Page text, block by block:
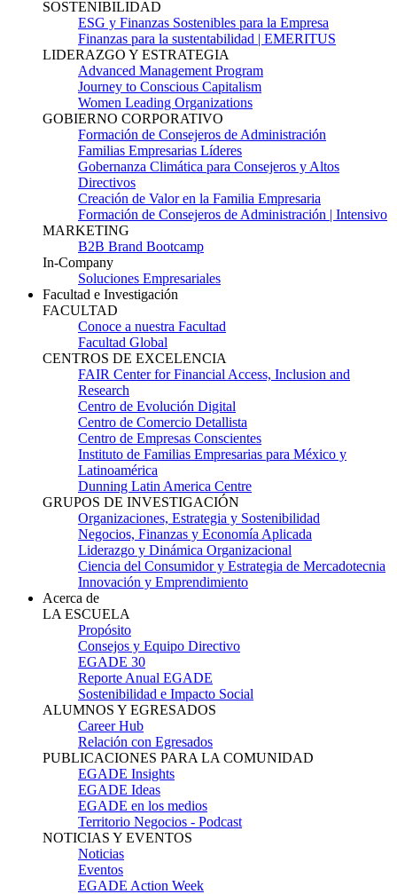
SOSTENIBILIDAD
ESG y Finanzas Sostenibles para la Empresa
Finanzas para la sustentabilidad | EMERITUS
LIDERAZGO Y ESTRATEGIA
Advanced Management Program
Journey to Conscious Capitalism
Women Leading Organizations
GOBIERNO CORPORATIVO
Formación de Consejeros de Administración
Familias Empresarias Líderes
Gobernanza Climática para Consejeros y Altos
Directivos
Creación de Valor en la Familia Empresaria
Formación de Consejeros de Administración | Intensivo
MARKETING
B2B Brand Bootcamp
In-Company
Soluciones Empresariales
Facultad e Investigación
FACULTAD
Conoce a nuestra Facultad
Facultad Global
CENTROS DE EXCELENCIA
FAIR Center for Financial Access, Inclusion and
Research
Centro de Evolución Digital
Centro de Comercio Detallista
Centro de Empresas Conscientes
Instituto de Familias Empresarias para México y
Latinoamérica
Dunning Latin America Centre
GRUPOS DE INVESTIGACIÓN
Organizaciones, Estrategia y Sostenibilidad
Negocios, Finanzas y Economía Aplicada
Liderazgo y Dinámica Organizacional
Ciencia del Consumidor y Estrategia de Mercadotecnia
Innovación y Emprendimiento
Acerca de
LA ESCUELA
Propósito
Consejos y Equipo Directivo
EGADE 30
Reporte Anual EGADE
Sostenibilidad e Impacto Social
ALUMNOS Y EGRESADOS
Career Hub
Relación con Egresados
PUBLICACIONES PARA LA COMUNIDAD
EGADE Insights
EGADE Ideas
EGADE en los medios
Territorio Negocios - Podcast
NOTICIAS Y EVENTOS
Noticias
Eventos
EGADE Action Week